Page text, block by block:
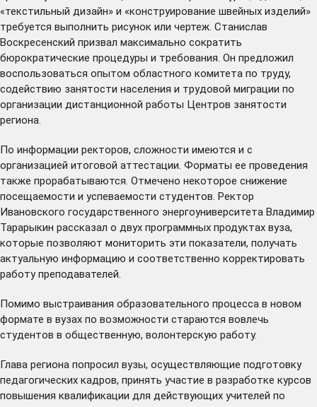
«текстильный дизайн» и «конструирование швейных изделий»
требуется выполнить рисунок или чертеж. Станислав
Воскресенский призвал максимально сократить
бюрократические процедуры и требования. Он предложил
воспользоваться опытом областного комитета по труду,
содействию занятости населения и трудовой миграции по
организации дистанционной работы Центров занятости
региона.
По информации ректоров, сложности имеются и с
организацией итоговой аттестации. Форматы ее проведения
также прорабатываются. Отмечено некоторое снижение
посещаемости и успеваемости студентов. Ректор
Ивановского государственного энергоуниверситета Владимир
Тарарыкин рассказал о двух программных продуктах вуза,
которые позволяют мониторить эти показатели, получать
актуальную информацию и соответственно корректировать
работу преподавателей.
Помимо выстраивания образовательного процесса в новом
формате в вузах по возможности стараются вовлечь
студентов в общественную, волонтерскую работу.
Глава региона попросил вузы, осуществляющие подготовку
педагогических кадров, принять участие в разработке курсов
повышения квалификации для действующих учителей по